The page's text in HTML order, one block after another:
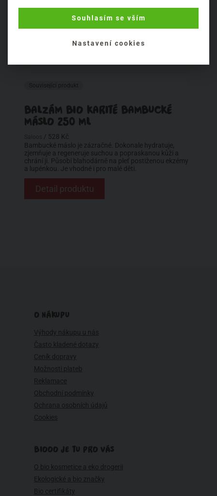
BALZÁM BIO KARITÉ BAMBUCKÉ
MÁSLO 250 ML
/ 528 Kč
Bambucké máslo je zázračné. Dokonale hydratuje,
zjemňuje a regeneruje suchou a popraskanou kůži a
chrání ji. Působí blahodárně na pleť postiženou ekzémy
a lupénkou. Je vhodné i pro malé děti.
Detail produktu
O NÁKUPU
Výhody nákupu u nás
Často kladené dotazy
Ceník dopravy
Možnosti plateb
Reklamace
Obchodní podmínky
Ochrana osobních údajů
Cookies
BIOOO JE TU PRO VÁS
O bio kosmetice a eko drogerii
Ekologické a bio značky
Bio certifikáty
Souhlasím se vším
Nastavení cookies